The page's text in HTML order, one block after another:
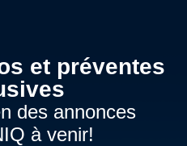
et préventes
des annonces
à venir!